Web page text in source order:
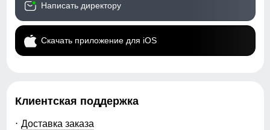
Написать директору
Скачать приложение для iOS
Клиентская поддержка
Доставка заказа